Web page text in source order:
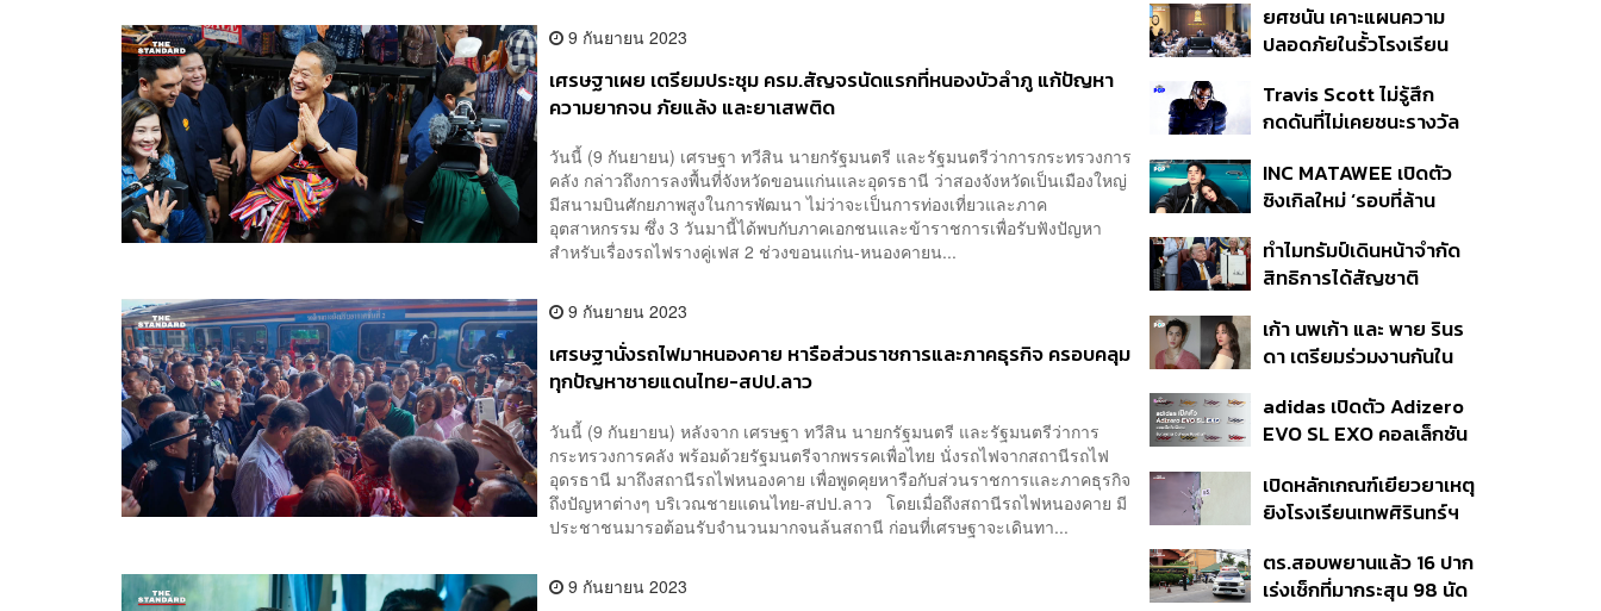
9 กันยายน 2023
เศรษฐาเผย เตรียมประชุม ครม.สัญจรนัดแรกที่หนองบัวลำภู แก้ปัญหา
ความยากจน ภัยแล้ง และยาเสพติด
วันนี้ (9 กันยายน) เศรษฐา ทวีสิน นายกรัฐมนตรี และรัฐมนตรีว่าการกระทรวงการ
คลัง กล่าวถึงการลงพื้นที่จังหวัดขอนแก่นและอุดรธานี ว่าสองจังหวัดเป็นเมืองใหญ่
มีสนามบินศักยภาพสูงในการพัฒนา ไม่ว่าจะเป็นการท่องเที่ยวและภาค
อุตสาหกรรม ซึ่ง 3 วันมานี้ได้พบกับภาคเอกชนและข้าราชการเพื่อรับฟังปัญหา
สำหรับเรื่องรถไฟรางคู่เฟส 2 ช่วงขอนแก่น-หนองคายน...
9 กันยายน 2023
เศรษฐานั่งรถไฟมาหนองคาย หารือส่วนราชการและภาคธุรกิจ ครอบคลุม
ทุกปัญหาชายแดนไทย-สปป.ลาว
วันนี้ (9 กันยายน) หลังจาก เศรษฐา ทวีสิน นายกรัฐมนตรี และรัฐมนตรีว่าการ
กระทรวงการคลัง พร้อมด้วยรัฐมนตรีจากพรรคเพื่อไทย นั่งรถไฟจากสถานีรถไฟ
อุดรธานี มาถึงสถานีรถไฟหนองคาย เพื่อพูดคุยหารือกับส่วนราชการและภาคธุรกิจ
ถึงปัญหาต่างๆ บริเวณชายแดนไทย-สปป.ลาว โดยเมื่อถึงสถานีรถไฟหนองคาย มี
ประชาชนมารอต้อนรับจำนวนมากจนล้นสถานี ก่อนที่เศรษฐาจะเดินทา...
9 กันยายน 2023
ก่อเหตุ เจ้าของร่วมรับผิด
ยศชนัน เคาะแผนความ
ปลอดภัยในรั้วโรงเรียน
ดูแล-คุมเข้มคัดกรองสิ่ง
ผิดกฎหมาย
Travis Scott ไม่รู้สึก
กดดันที่ไม่เคยชนะรางวัล
แล้ว 10 ครั้ง
INC MATAWEE เปิดตัว
ซิงเกิลใหม่ ‘รอบที่ล้าน
มาแสดงในมิวสิกวิดีโอ
ทำไมทรัมป์เดินหน้าจำกัด
สิทธิการได้สัญชาติ
แม้ศาลสูงสุดเคยตัดสิน
คัดค้าน
เก้า นพเก้า และ พาย รินร
ดา เตรียมร่วมงานกันใน
Taste In Time’
adidas เปิดตัว Adizero
EVO SL EXO คอลเล็กชัน
Football
เปิดหลักเกณฑ์เยียวยาเหตุ
ยิงโรงเรียนเทพศิรินทร์ฯ
เจ็บสูงสุด 1 แสน เยียวยา
จิตใจ 5 ระดับ
ตร.สอบพยานแล้ว 16 ปาก
เร่งเช็กที่มากระสุน 98 นัด